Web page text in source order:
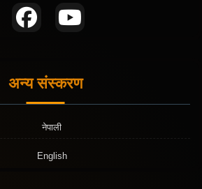
अन्य संस्करण
नेपाली
English